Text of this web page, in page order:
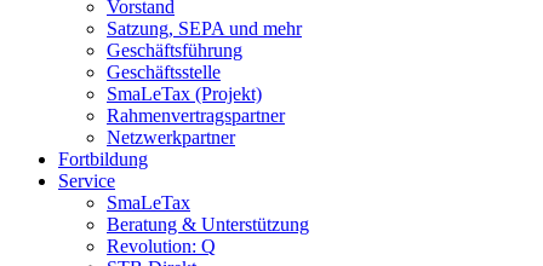
Vorstand
Satzung, SEPA und mehr
Geschäftsführung
Geschäftsstelle
SmaLeTax (Projekt)
Rahmenvertragspartner
Netzwerkpartner
Fortbildung
Service
SmaLeTax
Beratung & Unterstützung
Revolution: Q